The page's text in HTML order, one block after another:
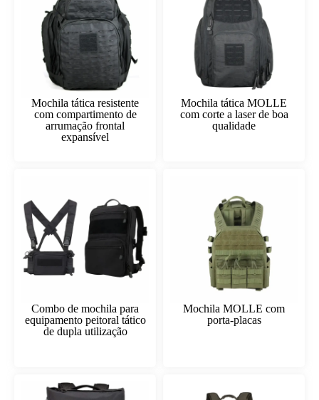
Mochila tática resistente
com compartimento de
arrumação frontal
expansível
Mochila tática MOLLE
com corte a laser de boa
qualidade
Combo de mochila para
equipamento peitoral tático
de dupla utilização
Mochila MOLLE com
porta-placas